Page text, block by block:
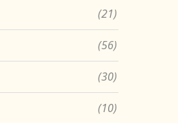
(21)
(56)
(30)
(10)